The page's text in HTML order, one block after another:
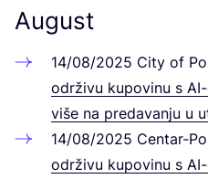
August
14/08/2025 City of
održi­vu kupo­vinu s
više na pre­da­van­ju u
14/08/2025 Cen­tar-
održi­vu kupo­vinu s